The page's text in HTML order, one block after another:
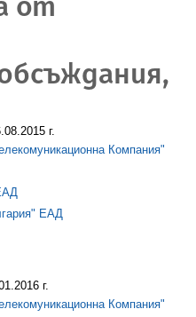
г.
Компания"
ЕАД
г.
Компания"